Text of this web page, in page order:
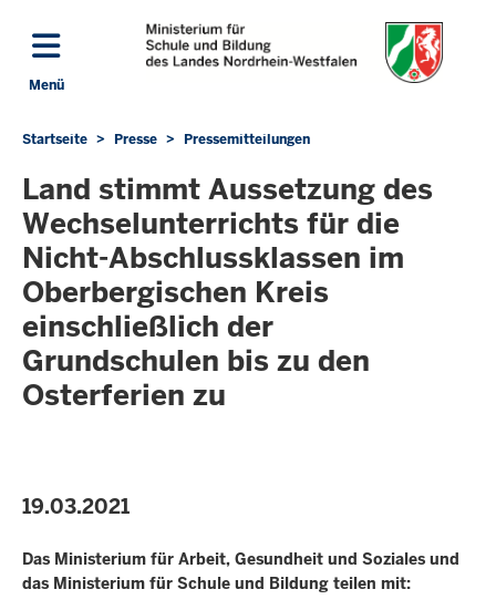
Direkt zum Inhalt
Menü
Sie
sich
hier
Startseite Presse Pressemitteilungen
Land stimmt Aussetzung des
Wechselunterrichts für die
Nicht-Abschlussklassen im
Oberbergischen Kreis
einschließlich der
Grundschulen bis zu den
Osterferien zu
19.03.2021
Das Ministerium für Arbeit, Gesundheit und Soziales und
das Ministerium für Schule und Bildung teilen mit: